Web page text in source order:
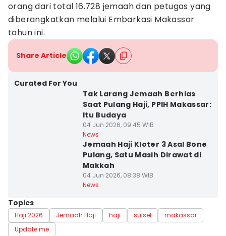
orang dari total 16.728 jemaah dan petugas yang
diberangkatkan melalui Embarkasi Makassar
tahun ini.
Share Article
Curated For You
Tak Larang Jemaah Berhias
Saat Pulang Haji, PPIH Makassar:
Itu Budaya
04 Jun 2026, 09:45 WIB
News
Jemaah Haji Kloter 3 Asal Bone
Pulang, Satu Masih Dirawat di
Makkah
04 Jun 2026, 08:38 WIB
News
Topics
Haji 2026 Jemaah Haji haji sulsel
makassar
Update me